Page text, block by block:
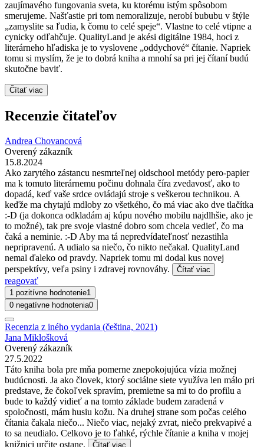
zaujímavého fungovania sveta, ku ktorému istým spôsobom
smerujeme. Našťastie pri tom nemoralizuje, nerobí bububu v štýle
„zamyslite sa ľudia, k čomu to celé speje“. Vlastne to celé vtipne a
cynicky odľahčuje. QualityLand je akési digitálne 1984, hoci z
literárneho hľadiska je to vyslovene „oddychové“ čítanie. Napriek
tomu si myslím, že je to dobrá kniha a mnohí sa pri jej čítaní budú
skutočne baviť.
Čítať viac
Recenzie čitateľov
Andrea Chovancová
Overený zákazník
15.8.2024
Ako zarytého zástancu nesmrteľnej oldschool metódy pero-papier
ma k tomuto literárnemu počinu dohnala číra zvedavosť, ako to
dopadá, keď vaše srdce ovládajú stroje s veškerou technikou. A
keďže ma chytajú mdloby zo všetkého, čo má viac ako dve tlačítka
:-D (ja dokonca odkladám aj kúpu nového mobilu najdlhšie, ako je
to možné), tak pre svoje vlastné dobro som chcela vedieť, čo ma
čaká a neminie. :-D Aby ma tá nepredvídateľnosť nezastihla
nepripravenú. A udialo sa niečo, čo nikto nečakal. QualityLand
nemal ďaleko od pravdy. Napriek tomu mi dodal kus novej
perspektívy, veľa psiny i zdravej rovnováhy.
Čítať viac
reagovať
1 pozitívne hodnotenie1
0 negatívne hodnotenia0
Recenzia z iného vydania (čeština, 2021)
Jana Miklošková
Overený zákazník
27.5.2022
Táto kniha bola pre mňa pomerne znepokojujúca vízia možnej
budúcnosti. Ja ako človek, ktorý sociálne siete využíva len málo pri
predstave, že čokoľvek spravím, premietne sa mi to do profilu a
bude to každý vidieť a na tomto základe budem zaradená v
spoločnosti, mám husiu kožu. Na druhej strane som počas celého
čítania čakala niečo... Niečo viac, nejaký zvrat, niečo prekvapivé a
to sa neudialo. Celkovo je to ľahké, rýchle čítanie a kniha v mojej
knižnici určite ostane.
Čítať viac